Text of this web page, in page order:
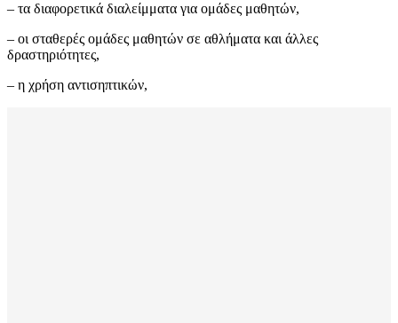
– τα διαφορετικά διαλείμματα για ομάδες μαθητών,
– οι σταθερές ομάδες μαθητών σε αθλήματα και άλλες
δραστηριότητες,
– η χρήση αντισηπτικών,